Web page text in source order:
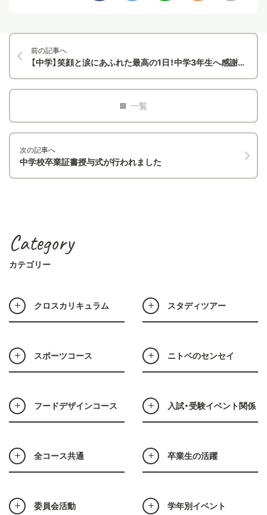
前の記事へ
【中学】笑顔と涙にあふれた最高の1日！中学3年生へ感謝を届ける「3ks day」を開催しました！
次の記事へ
中学校卒業証書授与式が行われました
Category
カテゴリー
クロスカリキュラム スタディツアー
スポーツコース ニトベのセンセイ
フードデザインコース 入試・受験イベント関係
全コース共通 卒業生の活躍
委員会活動 学年別イベント